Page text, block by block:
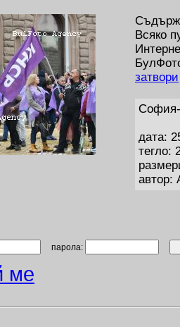
Всяко
затвори
София-
дата:
тегло:
автор:
парола:
ме